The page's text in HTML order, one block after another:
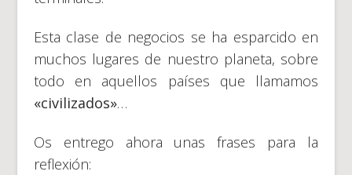
Esta clase de negocios se ha esparcido en
muchos lugares de nuestro planeta, sobre
todo en aquellos países que llamamos
«civilizados»…
Os entrego ahora unas frases para la
reflexión: